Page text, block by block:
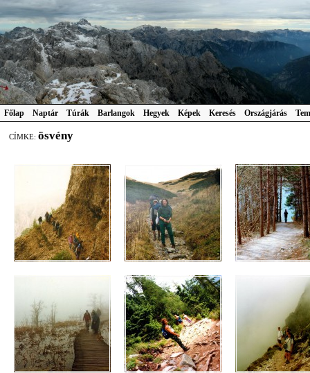
Főlap Naptár Túrák Barlangok Hegyek Képek Keresés Országjárás
CÍMKE: ösvény